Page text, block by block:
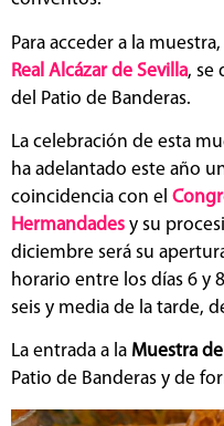
Para acceder a la
Real Alcázar de Sevilla, se
del Patio de Banderas.
La celebración de esta
ha adelantado este año
coincidencia con el
Hermandades y su
diciembre será su
horario entre los días 6 y
seis y media de la tarde,
La entrada a la Muestra
Patio de Banderas y de